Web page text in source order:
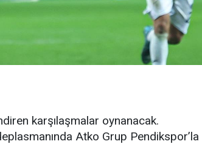
karşılaşmalar oynanacak.
Atko Grup Pendikspor’la